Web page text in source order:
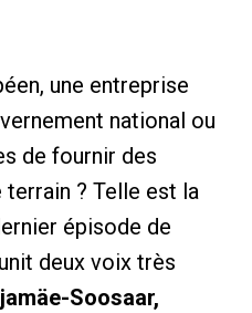
une entreprise
national ou
de fournir des
? Telle est la
épisode de
deux voix très
Soosaar,